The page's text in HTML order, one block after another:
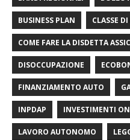
BUSINESS PLAN CLASSE
COME FARE LA DISDETTA
DISOCCUPAZIONE
FINANZIAMENTO AUTO
INPDAP INVESTIMENTI
LAVORO AUTONOMO